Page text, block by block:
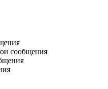
сообщения